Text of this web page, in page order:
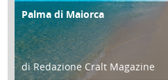
ATTIVITÀ
Palma di Maiorca
di Redazione Cralt Magazine